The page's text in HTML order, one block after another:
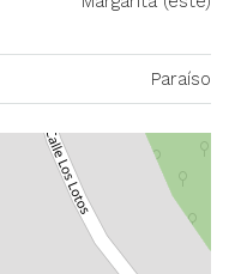
Paraíso
Concresa, Avenida Principal de
del Este, Sector: Prado del
Metropolitano de Caracas,
Venezuela